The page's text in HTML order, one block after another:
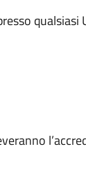
qualsiasi